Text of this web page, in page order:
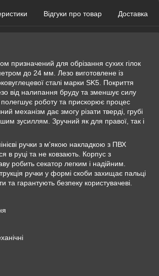
Відгуки про товар Доставка
призначений для обрізання сухих гілок
до 24 мм. Лезо виготовлене із
сталі марки SK5. Покриття
від налипання бруду та зменшує силу
полегшує роботу та прискорює процес
механізм дає змогу різати тверді, грубі
зусиллям. Зручний як для правої, так і
ручки з м'якою накладкою з ПВХ
в руці та не ковзають. Корпус з
робить секатор легким і надійним.
ручки у формі скоби захищає пальці
та гарантують безпеку користувачеві.